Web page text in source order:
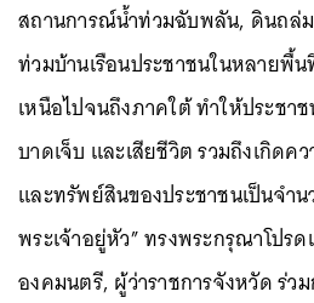
สถานการณ์น้ำท่วมฉับพลัน, ดินถล่ม
ท่วมบ้านเรือนประชาชนในหลายพื้
เหนือไปจนถึงภาคใต้ ทำให้ประชา
บาดเจ็บ และเสียชีวิต รวมถึงเกิดค
และทรัพย์สินของประชาชนเป็นจำ
พระเจ้าอยู่หัว” ทรงพระกรุณาโปร
องคมนตรี, ผู้ว่าราชการจังหวัด ร่ว